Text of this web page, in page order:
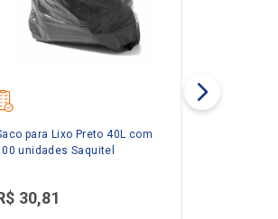
para Lixo Preto 40L com
unidades Saquitel
30,81